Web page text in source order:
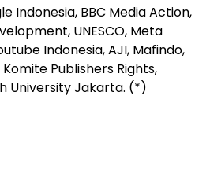
Indonesia, BBC Media Action,
UNESCO, Meta
Indonesia, AJI, Mafindo,
Komite Publishers Rights,
University Jakarta. (*)